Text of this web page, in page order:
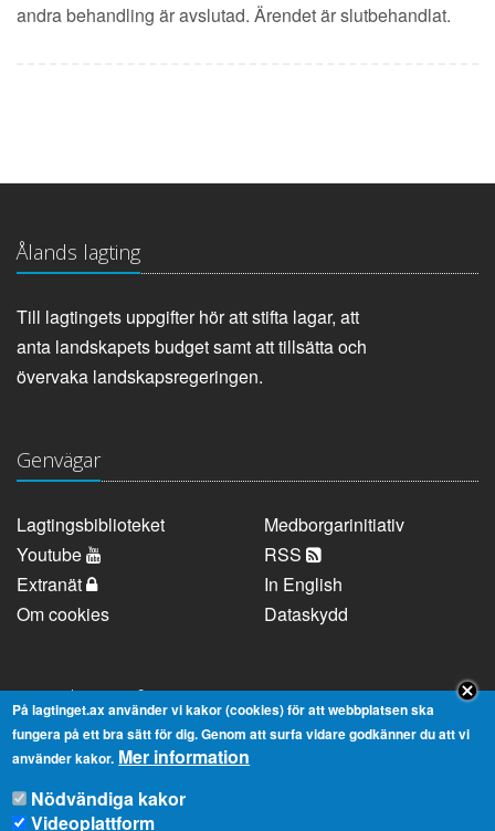
andra behandling är avslutad. Ärendet är slutbehandlat.
Ålands lagting
Till lagtingets uppgifter hör att stifta lagar, att
anta landskapets budget samt att tillsätta och
övervaka landskapsregeringen.
Genvägar
Lagtingsbiblioteket
Medborgarinitiativ
Youtube
RSS
Extranät
In English
Om cookies
Dataskydd
Kontaktuppgifter
Strandgatan 37, AX-22100 Mariehamn
Telefonnummer:
+358 18 25000
E-
info@lagtinget.ax
På lagtinget.ax använder vi kakor (cookies) för att webbplatsen ska
fungera på ett bra sätt för dig. Genom att surfa vidare godkänner du att vi
använder kakor. Mer information
Nödvändiga kakor
Videoplattform